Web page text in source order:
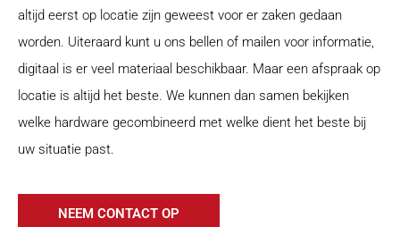
altijd eerst op locatie zijn geweest voor er zaken gedaan
worden. Uiteraard kunt u ons bellen of mailen voor informatie,
digitaal is er veel materiaal beschikbaar. Maar een afspraak op
locatie is altijd het beste. We kunnen dan samen bekijken
welke hardware gecombineerd met welke dient het beste bij
uw situatie past.
NEEM CONTACT OP